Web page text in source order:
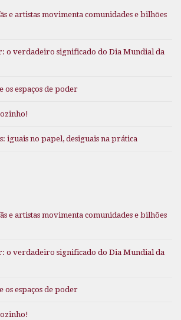
e artistas movimenta comunidades e bilhões
o verdadeiro significado do Dia Mundial da
os espaços de poder
iguais no papel, desiguais na prática
e artistas movimenta comunidades e bilhões
o verdadeiro significado do Dia Mundial da
os espaços de poder